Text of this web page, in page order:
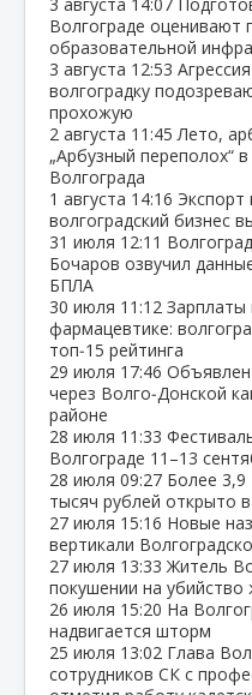
Волгограде оценивают
образовательной
3 августа 12:53
волгоградку
прохожую
2 августа 11:45 Лето,
„Арбузный переполох“
Волгограда
1 августа 14:16 Экспорт
волгоградский бизнес
31 июля 12:11
Бочаров озвучил
БПЛА
30 июля 11:12 Зарплаты
фармацевтике:
топ‑15 рейтинга
29 июля 17:46 Объявлен
через Волго‑Донской
районе
28 июля 11:33
Волгограде 11–13
28 июля 09:27 Более 3,9
тысяч рублей открыто
27 июля 15:16 Новые
вертикали
27 июля 13:33 Житель
покушении на
26 июля 15:20 На
надвигается шторм
25 июля 13:02 Глава
сотрудников СК с